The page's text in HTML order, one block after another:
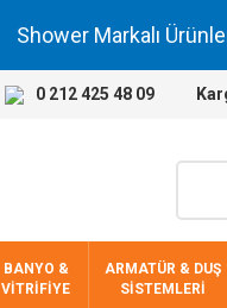
Shower Markalı
0 212 425 48 09
BANYO &
VİTRİFİYE
ARMATÜR & DUŞ
SİSTEMLERİ